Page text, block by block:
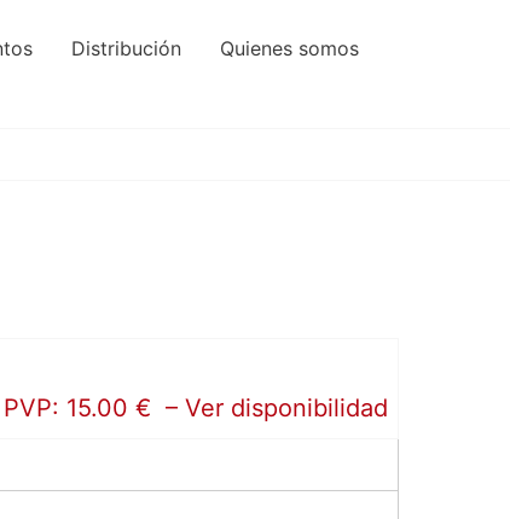
Distribución
Quienes somos
PVP: 15.00 € – Ver disponibilidad